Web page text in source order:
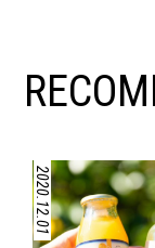
2020.12.01